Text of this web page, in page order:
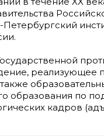
реализующее
образования по
кадров